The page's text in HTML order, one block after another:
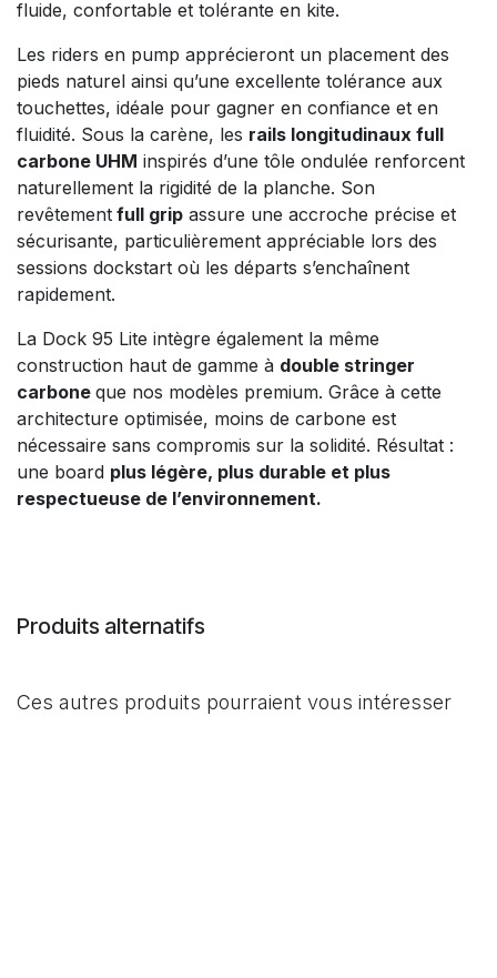
fluide, confortable et tolérante en kite.
Les riders en pump apprécieront un placement des
pieds naturel ainsi qu’une excellente tolérance aux
touchettes, idéale pour gagner en confiance et en
fluidité. Sous la carène, les rails longitudinaux full
carbone UHM inspirés d’une tôle ondulée renforcent
naturellement la rigidité de la planche. Son
revêtement full grip assure une accroche précise et
sécurisante, particulièrement appréciable lors des
sessions dockstart où les départs s’enchaînent
rapidement.
La Dock 95 Lite intègre également la même
construction haut de gamme à double stringer
carbone que nos modèles premium. Grâce à cette
architecture optimisée, moins de carbone est
nécessaire sans compromis sur la solidité. Résultat :
une board plus légère, plus durable et plus
respectueuse de l’environnement.
Produits alternatifs
Ces autres produits pourraient vous intéresser